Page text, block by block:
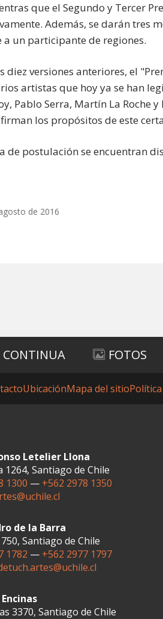
que el Segundo y Tercer
Además, se darán tres
a un participante de regiones.
diez versiones anteriores, el
artistas que hoy ya se han
Pablo Serra, Martín La
los propósitos de este
de postulación se encuentran
de 2016
CONTINUA FOTOS
UbicaciónMapa del sitio
Letelier Llona
1264, Santiago de Chile
1300 — +562 2978 1350
de la Barra
Santiago de Chile
1782 — +562 2977 1797
3370, Santiago de Chile